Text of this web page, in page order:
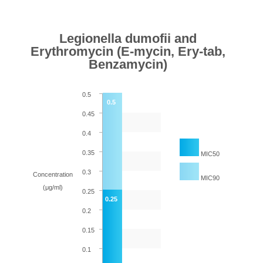
Legionella dumofii and
Erythromycin (E-mycin, Ery-tab,
Benzamycin)
Concentration
(μg/ml)
0.5
0.45
0.4
0.35
0.3
0.25
0.2
0.15
0.1
0.5
0.25
MIC50
MIC90